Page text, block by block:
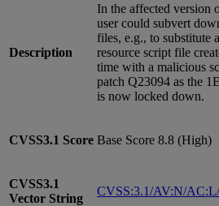
Description
In the affected version
user could subvert
files, e.g., to substitute
resource script file
time with a malicious
patch Q23094 as the
is now locked down.
CVSS3.1 Score Base Score 8.8 (High)
CVSS3.1
Vector String
CVSS:3.1/AV:N/